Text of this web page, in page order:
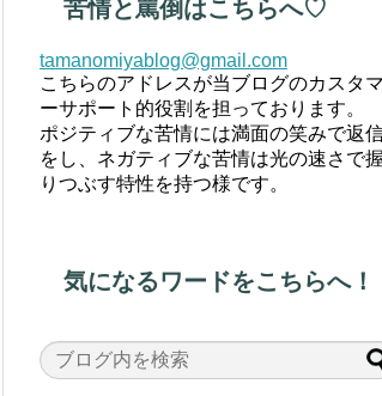
苦情と罵倒はこちらへ♡
tamanomiyablog@gmail.com
こちらのアドレスが当ブログのカスタマ
ーサポート的役割を担っております。
ポジティブな苦情には満面の笑みで返
をし、ネガティブな苦情は光の速さで握
りつぶす特性を持つ様です。
気になるワードをこちらへ！